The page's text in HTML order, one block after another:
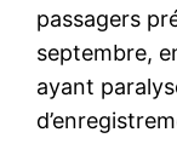
passagers
septembre,
ayant